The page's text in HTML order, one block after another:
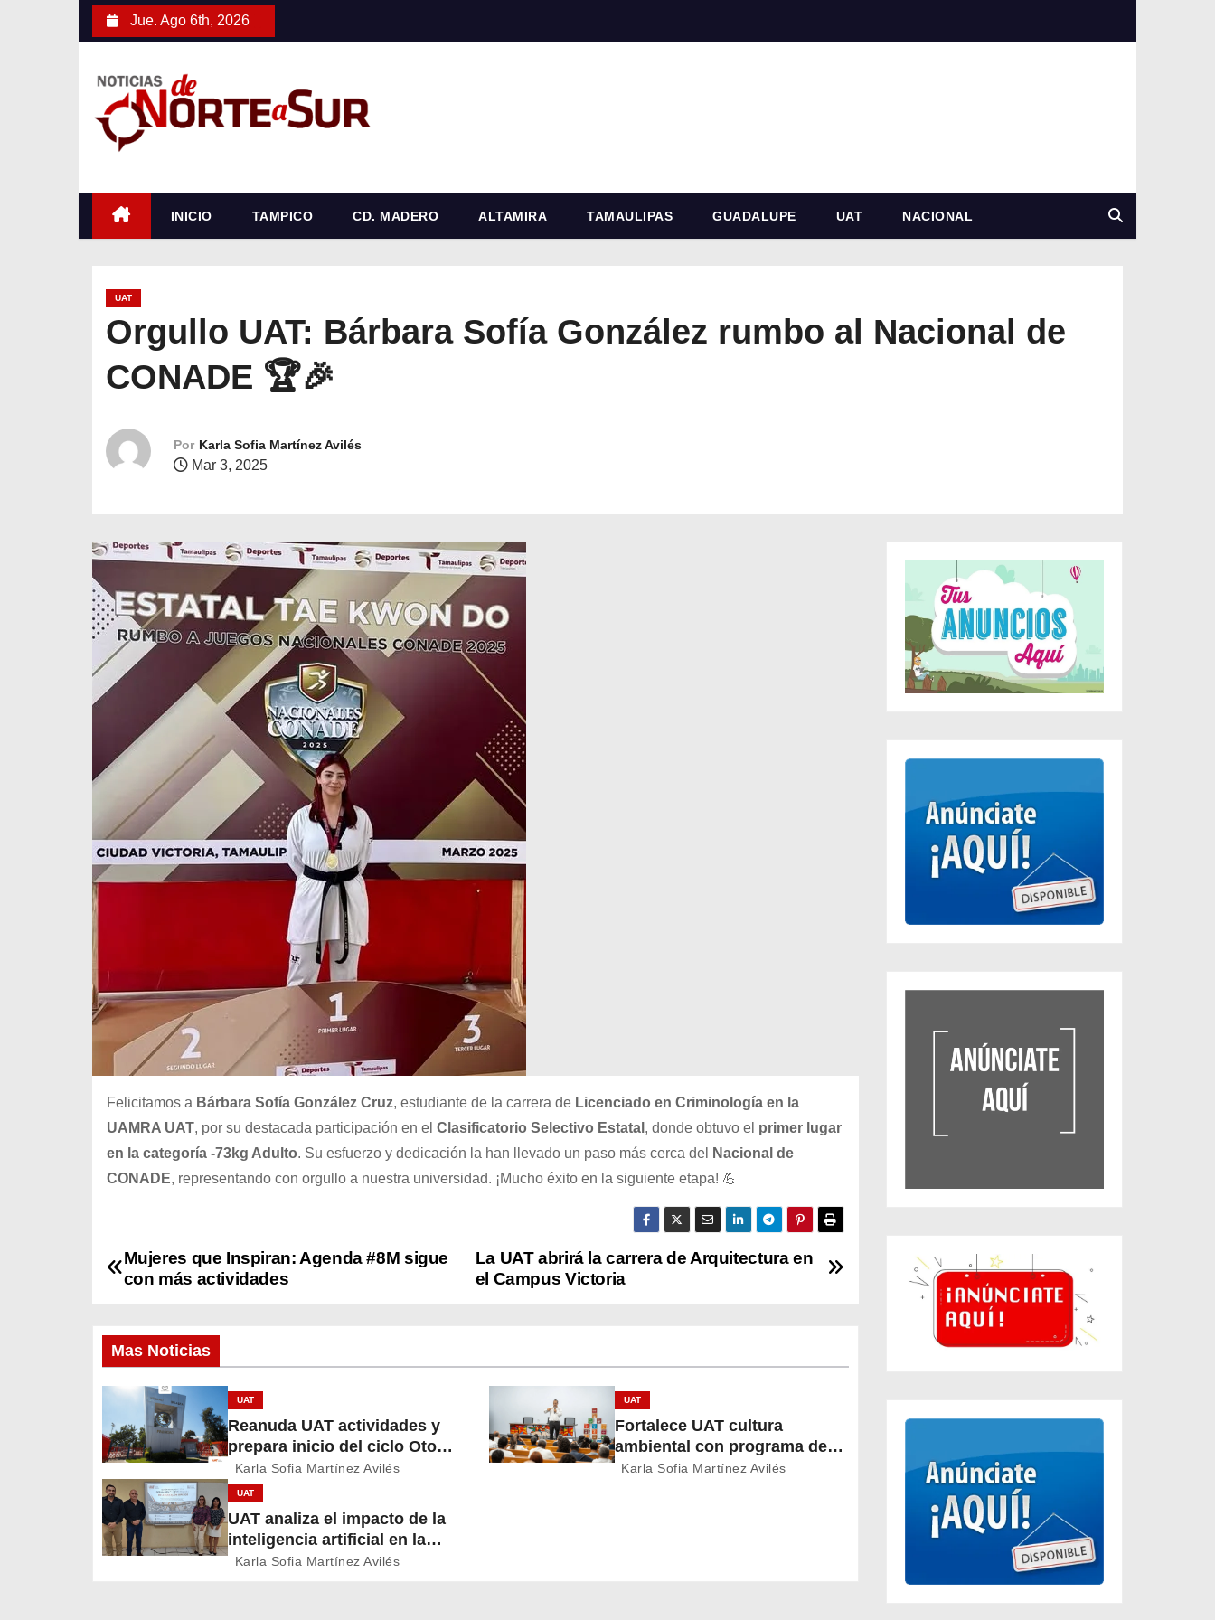
o
Jue. Ago 6th, 2026
INICIO TAMPICO CD. MADERO ALTAMIRA TAMAULIPAS GUADALUPE UAT NACIONAL
UAT
Orgullo UAT: Bárbara Sofía González rumbo al Nacional de
CONADE 🏆🎉
Por Karla Sofia Martínez Avilés
Mar 3, 2025
Felicitamos a Bárbara Sofía González Cruz, estudiante de la carrera de Licenciado en Criminología en la
UAMRA UAT, por su destacada participación en el Clasificatorio Selectivo Estatal , donde obtuvo el primer lugar
en la categoría -73kg Adulto. Su esfuerzo y dedicación la han llevado un paso más cerca del
Nacional de
CONADE, representando con orgullo a nuestra universidad. ¡Mucho éxito en la siguiente etapa! 💪
N
v
e
g
a
c
i
La UAT abrirá la carrera de Arquitectura en
el Campus Victoria
Mujeres que Inspiran: Agenda #8M sigue
con más actividades
Mas Noticias
UAT
Reanuda UAT actividades y
prepara inicio del ciclo Otoño
2026
Karla Sofia Martínez Avilés
UAT
Fortalece UAT cultura
ambiental con programa de
economía circular
Karla Sofia Martínez Avilés
UAT
UAT analiza el impacto de la
inteligencia artificial en la
educación
Karla Sofia Martínez Avilés